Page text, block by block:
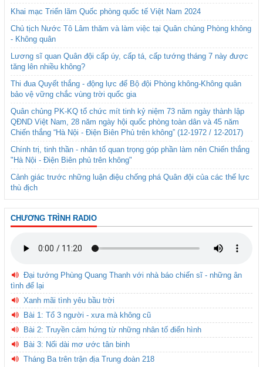
Khai mạc Triển lãm Quốc phòng quốc tế Việt Nam 2024
Chủ tịch Nước Tô Lâm thăm và làm việc tại Quân chủng Phòng không
- Không quân
Lương sĩ quan Quân đội cấp úy, cấp tá, cấp tướng tháng 7 này được
tăng lên nhiều không?
Thi đua Quyết thắng - động lực để Bộ đội Phòng không-Không quân
bảo vệ vững chắc vùng trời quốc gia
Quân chủng PK-KQ tổ chức mít tinh kỷ niệm 73 năm ngày thành lập
QĐND Việt Nam, 28 năm ngày hội quốc phòng toàn dân và 45 năm
Chiến thắng “Hà Nội - Điện Biên Phủ trên không” (12-1972 / 12-2017)
Chính trị, tinh thần - nhân tố quan trọng góp phần làm nên Chiến thắng
"Hà Nội - Điện Biên phủ trên không"
Cảnh giác trước những luận điệu chống phá Quân đội của các thế lực
thù địch
CHƯƠNG TRÌNH RADIO
Đại tướng Phùng Quang Thanh với nhà báo chiến sĩ - những ân
tình để lại
Xanh mãi tình yêu bầu trời
Bài 1: Tổ 3 người - xưa mà không cũ
Bài 2: Truyền cảm hứng từ những nhân tố điển hình
Bài 3: Nối dài mơ ước tân binh
Tháng Ba trên trận địa Trung đoàn 218